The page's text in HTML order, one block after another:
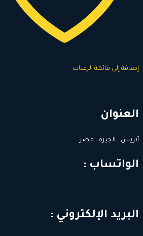
إضافة إلى قائمة الرغبات
العنوان
أتريس ، الجيزة ، مصر
الواتساب :
البريد الإلكتروني :